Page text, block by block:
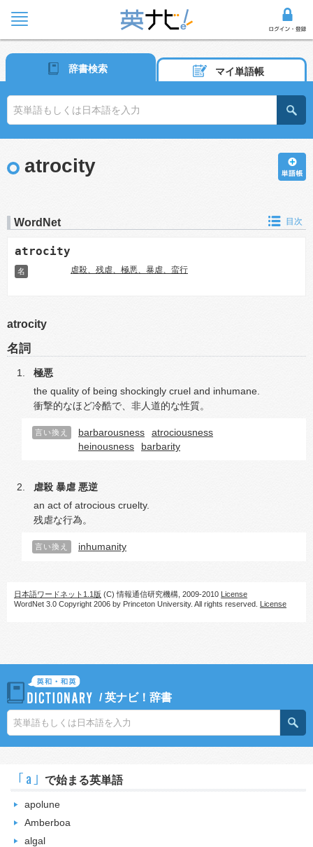
辞書検索 マイ単語帳
atrocity
WordNet 目次
atrocity
名 虐殺、残虐、極悪、暴虐、蛮行
atrocity
名詞
極悪
the quality of being shockingly cruel and inhumane.
衝撃的なほど冷酷で、非人道的な性質。
言い換え barbarousness
atrociousness
heinousness
barbarity
虐殺 暴虐 悪逆
an act of atrocious cruelty.
残虐な行為。
言い換え inhumanity
日本語ワードネット1.1版 (C) 情報通信研究機構, 2009-2010 License
WordNet 3.0 Copyright 2006 by Princeton University. All rights reserved. License
/英ナビ！辞書
｢a｣ で始まる英単語
apolune
Amberboa
algal